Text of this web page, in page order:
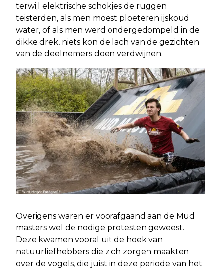
terwijl elektrische schokjes de ruggen
teisterden, als men moest ploeteren ijskoud
water, of als men werd ondergedompeld in de
dikke drek, niets kon de lach van de gezichten
van de deelnemers doen verdwijnen.
Overigens waren er voorafgaand aan de Mud
masters wel de nodige protesten geweest.
Deze kwamen vooral uit de hoek van
natuurliefhebbers die zich zorgen maakten
over de vogels, die juist in deze periode van het